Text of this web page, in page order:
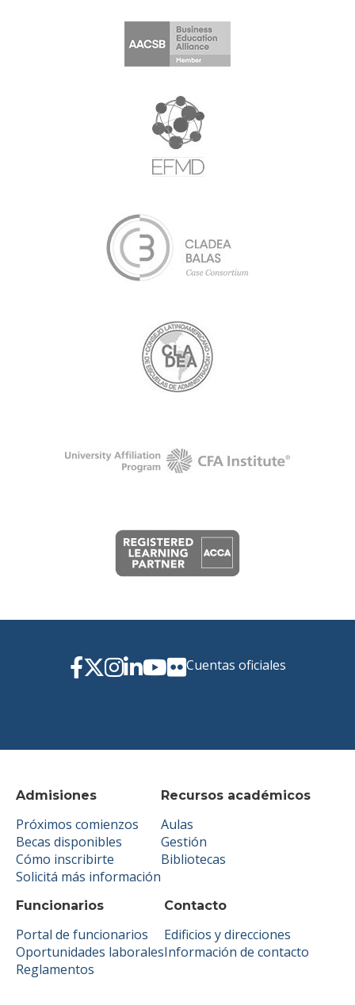
Admisiones
Próximos comienzos
Becas disponibles
Cómo inscribirte
Solicitá más información
Recursos académicos
Aulas
Gestión
Bibliotecas
Funcionarios
Portal de funcionarios
Oportunidades laborales
Reglamentos
Contacto
Edificios y direcciones
Información de contacto
Cuentas oficiales